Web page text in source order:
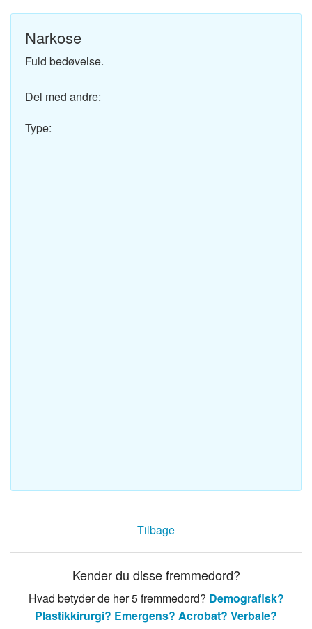
Narkose
Fuld bedøvelse.
Del med andre:
Type:
Tilbage
Kender du disse fremmedord?
Hvad betyder de her 5 fremmedord? Demografisk?
Plastikkirurgi? Emergens? Acrobat? Verbale?